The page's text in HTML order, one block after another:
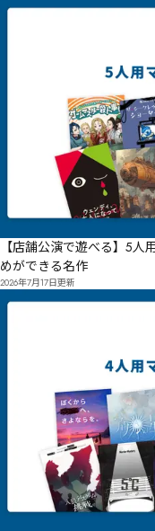
【店舗公演で遊べる】5
めができる名作
2026年7月17日更新